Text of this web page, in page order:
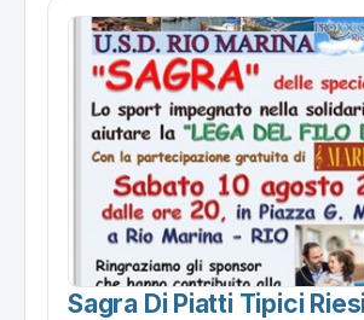
Sagra Di Piatti Tipici